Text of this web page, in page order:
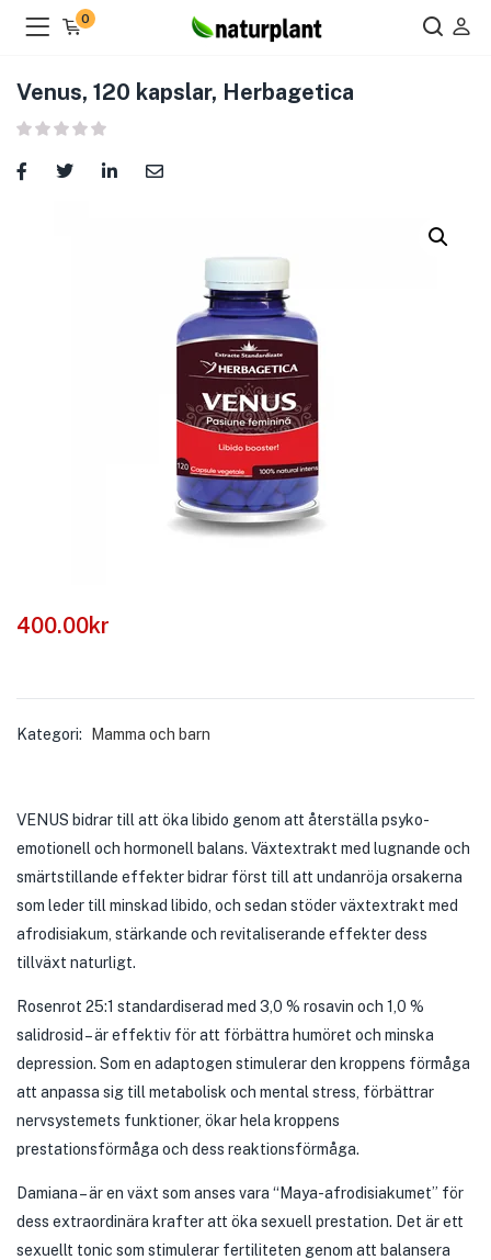
)
0
Venus, 120 kapslar, Herbagetica
400.00kr
Kategori: Mamma och barn
VENUS bidrar till att öka libido genom att återställa psyko-
emotionell och hormonell balans. Växtextrakt med lugnande och
smärtstillande effekter bidrar först till att undanröja orsakerna
som leder till minskad libido, och sedan stöder växtextrakt med
afrodisiakum, stärkande och revitaliserande effekter dess
tillväxt naturligt.
Rosenrot 25:1 standardiserad med 3,0 % rosavin och 1,0 %
salidrosid – är effektiv för att förbättra humöret och minska
depression. Som en adaptogen stimulerar den kroppens förmåga
att anpassa sig till metabolisk och mental stress, förbättrar
nervsystemets funktioner, ökar hela kroppens
prestationsförmåga och dess reaktionsförmåga.
Damiana – är en växt som anses vara “Maya-afrodisiakumet” för
dess extraordinära krafter att öka sexuell prestation. Det är ett
sexuellt tonic som stimulerar fertiliteten genom att balansera